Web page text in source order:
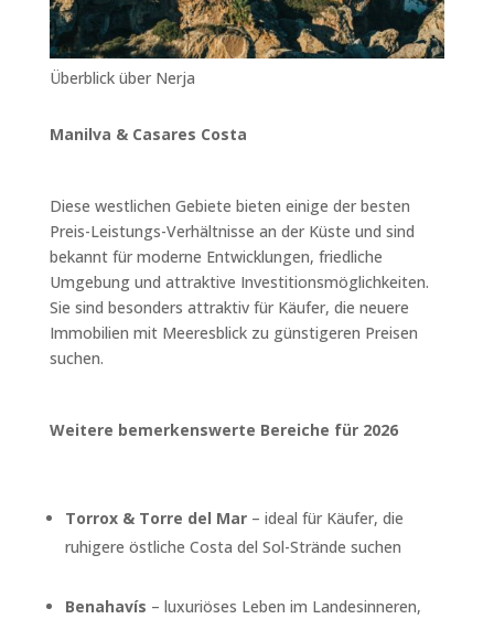
Überblick über Nerja
Manilva & Casares Costa
Diese westlichen Gebiete bieten einige der besten
Preis-Leistungs-Verhältnisse an der Küste und sind
bekannt für moderne Entwicklungen, friedliche
Umgebung und attraktive Investitionsmöglichkeiten.
Sie sind besonders attraktiv für Käufer, die neuere
Immobilien mit Meeresblick zu günstigeren Preisen
suchen.
Weitere bemerkenswerte Bereiche für 2026
Torrox & Torre del Mar– ideal für Käufer, die
ruhigere östliche Costa del Sol-Strände suchen
Benahavís – luxuriöses Leben im Landesinneren,